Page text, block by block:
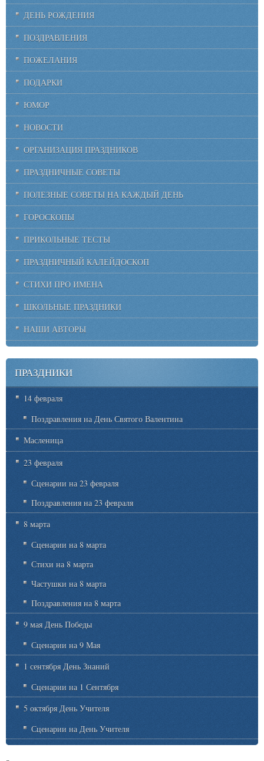
ДЕНЬ РОЖДЕНИЯ
ПОЗДРАВЛЕНИЯ
ПОЖЕЛАНИЯ
ПОДАРКИ
ЮМОР
НОВОСТИ
ОРГАНИЗАЦИЯ ПРАЗДНИКОВ
ПРАЗДНИЧНЫЕ СОВЕТЫ
ПОЛЕЗНЫЕ СОВЕТЫ НА КАЖДЫЙ ДЕНЬ
ГОРОСКОПЫ
ПРИКОЛЬНЫЕ ТЕСТЫ
ПРАЗДНИЧНЫЙ КАЛЕЙДОСКОП
СТИХИ ПРО ИМЕНА
ШКОЛЬНЫЕ ПРАЗДНИКИ
НАШИ АВТОРЫ
ПРАЗДНИКИ
14 февраля
Поздравления на День Святого Валентина
Масленица
23 февраля
Сценарии на 23 февраля
Поздравления на 23 февраля
8 марта
Сценарии на 8 марта
Стихи на 8 марта
Частушки на 8 марта
Поздравления на 8 марта
9 мая День Победы
Сценарии на 9 Мая
1 сентября День Знаний
Сценарии на 1 Сентября
5 октября День Учителя
Сценарии на День Учителя